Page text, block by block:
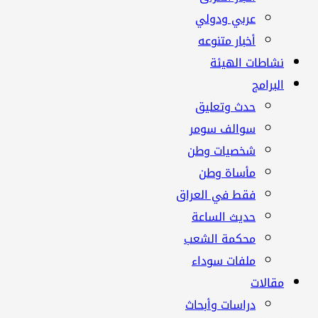
عربي ودولي
أخبار متنوعه
نشاطات الهيئة
البرامج
حدث وتعليق
سوالف سومر
شخصيات وطن
مأساة وطن
فقط في العراق
حديث الساعة
محكمة الشعب
ملفات سوداء
مقالات
دراسات وأبحاث